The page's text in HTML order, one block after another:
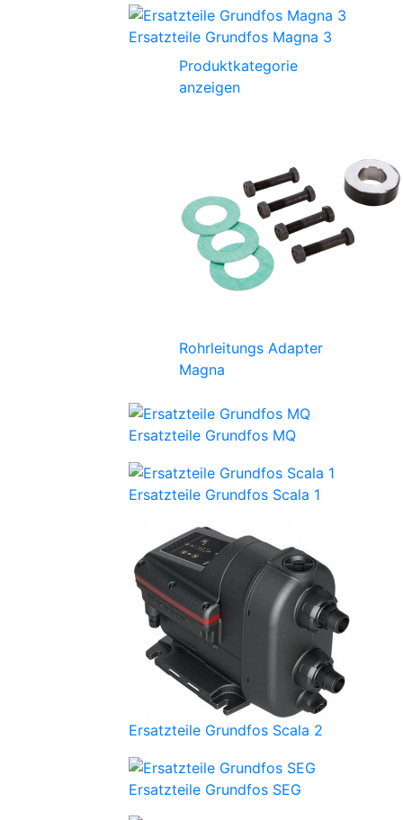
Ersatzteile Grundfos Magna 3
Produktkategorie
anzeigen
Rohrleitungs Adapter
Magna
Ersatzteile Grundfos MQ
Ersatzteile Grundfos Scala 1
Ersatzteile Grundfos Scala 2
Ersatzteile Grundfos SEG